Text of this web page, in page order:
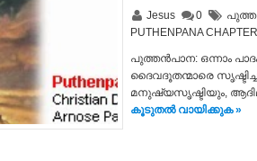
Jesus 0
PUTHENPANA
പുത്തന്‍പാന: ഒന്നാം
ദൈവദൂതന്മാരെ
മനുഷ്യസൃഷ്ടിയും,
കൂടുതൽ‍ വായിക്കുക »